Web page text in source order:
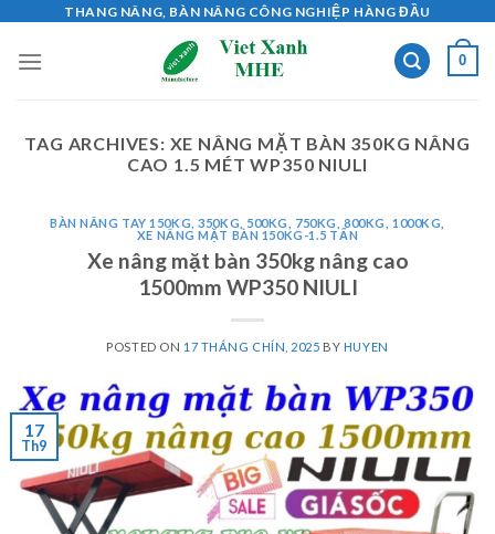
content
THANG NÂNG, BÀN NÂNG CÔNG NGHIỆP HÀNG ĐẦU
0
TAG ARCHIVES: XE NÂNG MẶT BÀN 350KG NÂNG
CAO 1.5 MÉT WP350 NIULI
BÀN NÂNG TAY 150KG, 350KG, 500KG, 750KG, 800KG, 1000KG
XE NÂNG MẶT BÀN 150KG-1.5 TẤN
Xe nâng mặt bàn 350kg nâng cao
1500mm WP350 NIULI
POSTED ON 17 THÁNG CHÍN, 2025 BY HUYEN
17
Th9